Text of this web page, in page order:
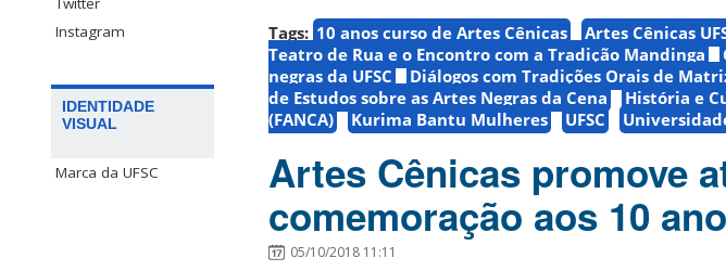
Instagram
IDENTIDADE
VISUAL
Marca da UFSC
Tags: 10 anos curso de Artes Cênicas Artes Cênicas
Teatro de Rua e o Encontro com a Tradição Mandinga
negras da UFSC
Diálogos com Tradições Orais de
de Estudos sobre as Artes Negras da Cena
História e
(FANCA)
Kurima Bantu Mulheres UFSC
Artes Cênicas promove
comemoração aos 10
05/10/2018 11:11